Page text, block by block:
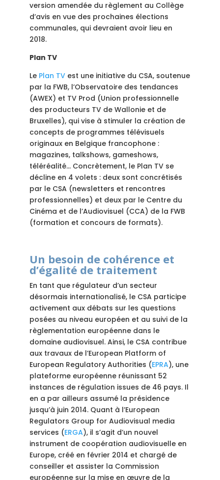
version amendée du règlement au Collège
d’avis en vue des prochaines élections
communales, qui devraient avoir lieu en
2018.
Plan TV
Le Plan TVest une initiative du CSA, soutenue
par la FWB, l’Observatoire des tendances
(AWEX) et TV Prod (Union professionnelle
des producteurs TV de Wallonie et de
Bruxelles), qui vise à stimuler la création de
concepts de programmes télévisuels
originaux en Belgique francophone :
magazines, talkshows, gameshows,
téléréalité… Concrètement, le Plan TV se
décline en 4 volets : deux sont concrétisés
par le CSA (newsletters et rencontres
professionnelles) et deux par le Centre du
Cinéma et de l’Audiovisuel (CCA) de la FWB
(formation et concours de formats).
Un besoin de cohérence et
d’égalité de traitement
En tant que régulateur d’un secteur
désormais internationalisé, le CSA participe
activement aux débats sur les questions
posées au niveau européen et au suivi de la
règlementation européenne dans le
domaine audiovisuel. Ainsi, le CSA contribue
aux travaux de l’European Platform of
European Regulatory Authorities (EPRA), une
plateforme européenne réunissant 52
instances de régulation issues de 46 pays. Il
en a par ailleurs assumé la présidence
jusqu’à juin 2014. Quant à l’European
Regulators Group for Audiovisual media
services (ERGA), il s’agit d’un nouvel
instrument de coopération audiovisuelle en
Europe, créé en février 2014 et chargé de
conseiller et assister la Commission
européenne sur la mise en œuvre de la